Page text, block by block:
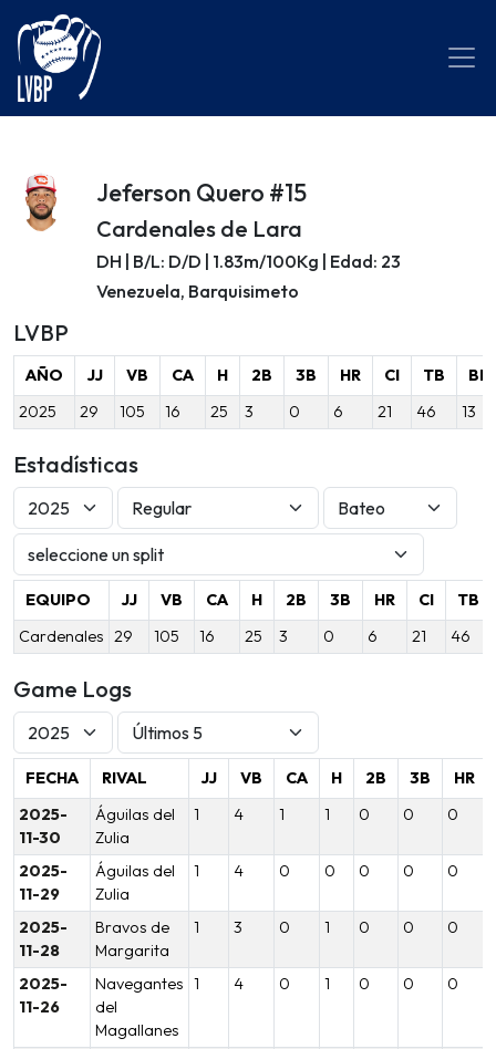
Jeferson Quero #15
Cardenales de Lara
DH | B/L: D/D | 1.83m/100Kg | Edad: 23
Venezuela, Barquisimeto
LVBP
AÑO JJ VB CA H 2B 3B HR CI TB
BB
2025
29 105 16 25 3 0 6 21 46 13
Estadísticas
EQUIPO JJ VB CA H 2B 3B HR CI
TB
Cardenales 29 105 16 25 3 0 6 21 46
Game Logs
FECHA RIVAL JJ VB CA H 2B 3B
HR
2025-
11-30
Águilas del
Zulia
1 4 1 1 0 0 0
2025-
11-29
Águilas del
Zulia
1 4 0 0 0 0 0
2025-
11-28
Bravos de
Margarita
1 3 0 1 0 0 0
2025-
11-26
Navegantes
del
Magallanes
1 4 0 1 0 0 0